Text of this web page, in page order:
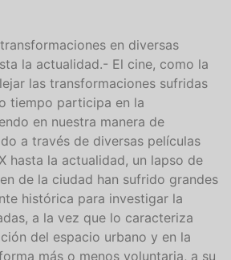
en diversas
la actualidad.- El cine, como la
las transformaciones sufridas
tiempo participa en la
en nuestra manera de
a través de diversas películas
hasta la actualidad, un lapso de
de la ciudad han sufrido grandes
histórica para investigar la
a la vez que lo caracteriza
del espacio urbano y en la
más o menos voluntaria, a su